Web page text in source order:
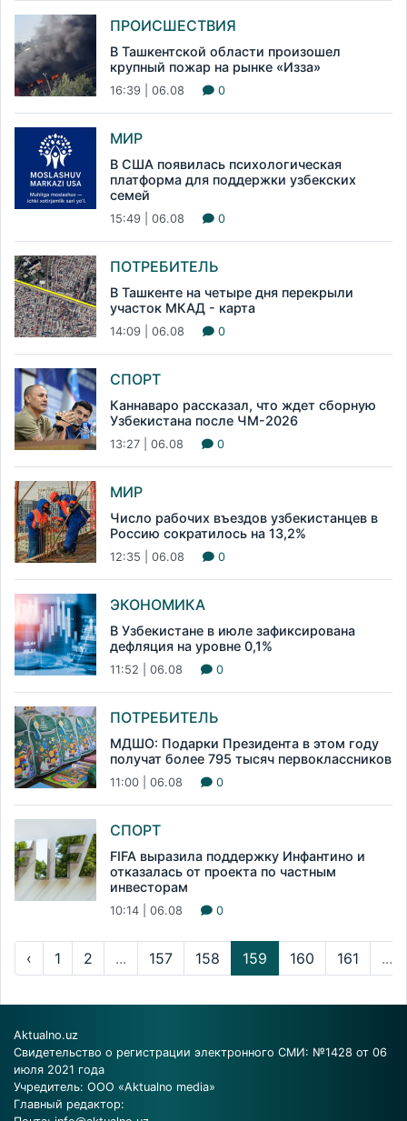
ПРОИСШЕСТВИЯ
В Ташкентской области произошел
крупный пожар на рынке «Изза»
16:39 | 06.08 0
МИР
В США появилась психологическая
платформа для поддержки узбекских
семей
15:49 | 06.08 0
ПОТРЕБИТЕЛЬ
В Ташкенте на четыре дня перекрыли
участок МКАД - карта
14:09 | 06.08 0
СПОРТ
Каннаваро рассказал, что ждет сборную
Узбекистана после ЧМ-2026
13:27 | 06.08 0
МИР
Число рабочих въездов узбекистанцев в
Россию сократилось на 13,2%
12:35 | 06.08 0
ЭКОНОМИКА
В Узбекистане в июле зафиксирована
дефляция на уровне 0,1%
11:52 | 06.08 0
ПОТРЕБИТЕЛЬ
МДШО: Подарки Президента в этом году
получат более 795 тысяч первоклассников
11:00 | 06.08 0
СПОРТ
FIFA выразила поддержку Инфантино и
отказалась от проекта по частным
инвесторам
10:14 | 06.08 0
‹ 1 2 ... 157 158 159 160 161 ...
Aktualno.uz
Свидетельство о регистрации электронного СМИ: №1428 от 06
июля 2021 года
Учредитель: ООО «Aktualno media»
Главный редактор: